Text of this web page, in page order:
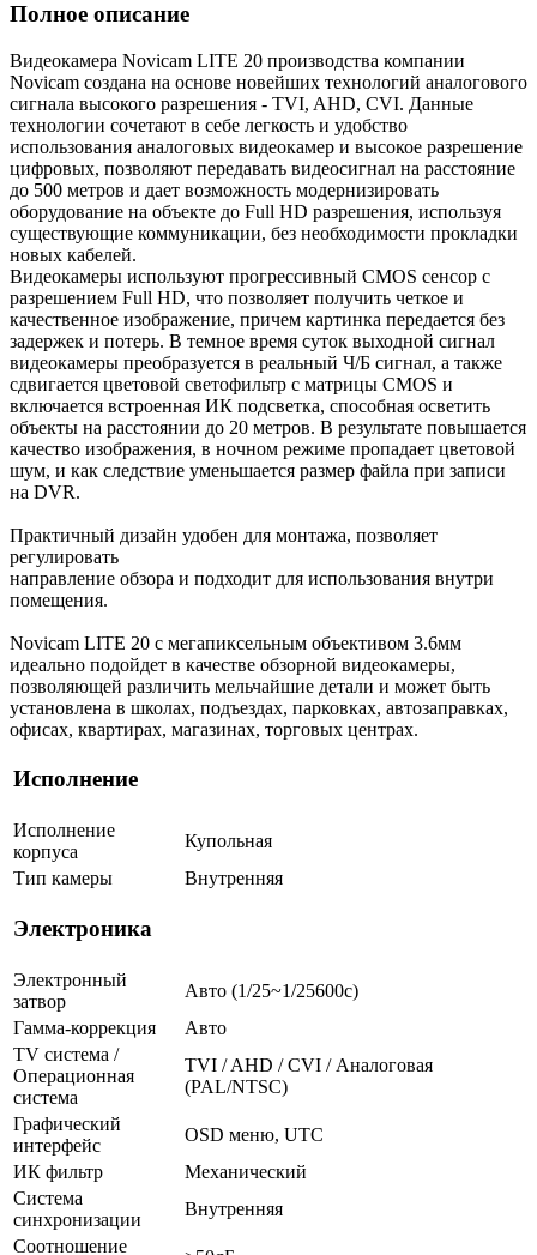
Полное описание
Видеокамера Novicam LITE 20 производства компании
Novicam создана на основе новейших технологий аналогового
сигнала высокого разрешения - TVI, AHD, CVI. Данные
технологии сочетают в себе легкость и удобство
использования аналоговых видеокамер и высокое разрешение
цифровых, позволяют передавать видеосигнал на расстояние
до 500 метров и дает возможность модернизировать
оборудование на объекте до Full HD разрешения, используя
существующие коммуникации, без необходимости прокладки
новых кабелей.
Видеокамеры используют прогрессивный CMOS сенсор c
разрешением Full HD, что позволяет получить четкое и
качественное изображение, причем картинка передается без
задержек и потерь. В темное время суток выходной сигнал
видеокамеры преобразуется в реальный Ч/Б сигнал, а также
сдвигается цветовой светофильтр с матрицы CMOS и
включается встроенная ИК подсветка, способная осветить
объекты на расстоянии до 20 метров. В результате повышается
качество изображения, в ночном режиме пропадает цветовой
шум, и как следствие уменьшается размер файла при записи
на DVR.
Практичный дизайн удобен для монтажа, позволяет
регулировать
направление обзора и подходит для использования внутри
помещения.
Novicam LITE 20 с мегапиксельным объективом 3.6мм
идеально подойдет в качестве обзорной видеокамеры,
позволяющей различить мельчайшие детали и может быть
установлена в школах, подъездах, парковках, автозаправках,
офисах, квартирах, магазинах, торговых центрах.
Исполнение
Исполнение
корпуса
Купольная
Тип камеры
Внутренняя
Электроника
Электронный
затвор
Авто (1/25~1/25600с)
Гамма-коррекция
Авто
TV система /
Операционная
система
TVI / AHD / CVI / Аналоговая
(PAL/NTSC)
Графический
интерфейс
OSD меню, UTC
ИК фильтр
Механический
Система
синхронизации
Внутренняя
Соотношение